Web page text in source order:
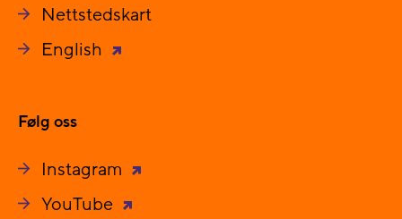
Nettstedskart
English
Følg oss
Instagram
YouTube